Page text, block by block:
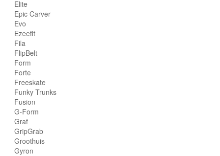
Elite
Epic Carver
Evo
Ezeefit
Fila
FlipBelt
Form
Forte
Freeskate
Funky Trunks
Fusion
G-Form
Graf
GripGrab
Groothuis
Gyron